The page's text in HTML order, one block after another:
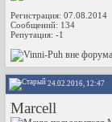
Регистрация: 07.08.2014
Сообщений: 134
Репутация: -1
24.02.2016, 12:47
Marcell